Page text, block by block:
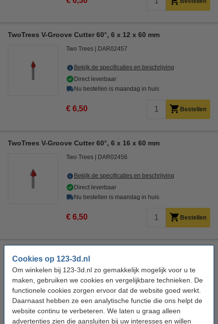
Cookies op 123-3d.nl
Om winkelen bij 123-3d.nl zo gemakkelijk mogelijk voor u te
maken, gebruiken we cookies en vergelijkbare technieken. De
functionele cookies zorgen ervoor dat de website goed werkt.
Daarnaast hebben ze een analytische functie die ons helpt de
website continu te verbeteren. We laten u graag alleen
advertenties zien die aansluiten bij uw interesses en willen
TwoTrees V-Groove Cutter 60°, 6 x 12 x 60 mm
Two Trees DAR02457
Bekijk de specificaties en beschrijving
Direct leverbaar
Nu bestellen is maandag in huis
€ 6,50 Bestellen
TwoTrees V-Groove Cutter 60°, 6 x 16 x 60 mm
Two Trees DAR02456
Bekijk de specificaties en beschrijving
Direct leverbaar
Nu bestellen is maandag in huis
€ 6,50 Bestellen
Bekijk de specificaties en beschrijving
Direct leverbaar
Nu bestellen is maandag in huis